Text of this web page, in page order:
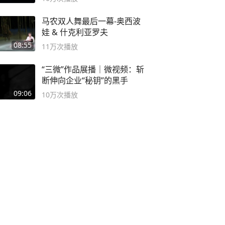
08:55
马农双人舞最后一幕-奥西波
娃 & 什克利亚罗夫
11万次播放
09:06
“三微”作品展播｜微视频：斩
断伸向企业“秘钥”的黑手
10万次播放